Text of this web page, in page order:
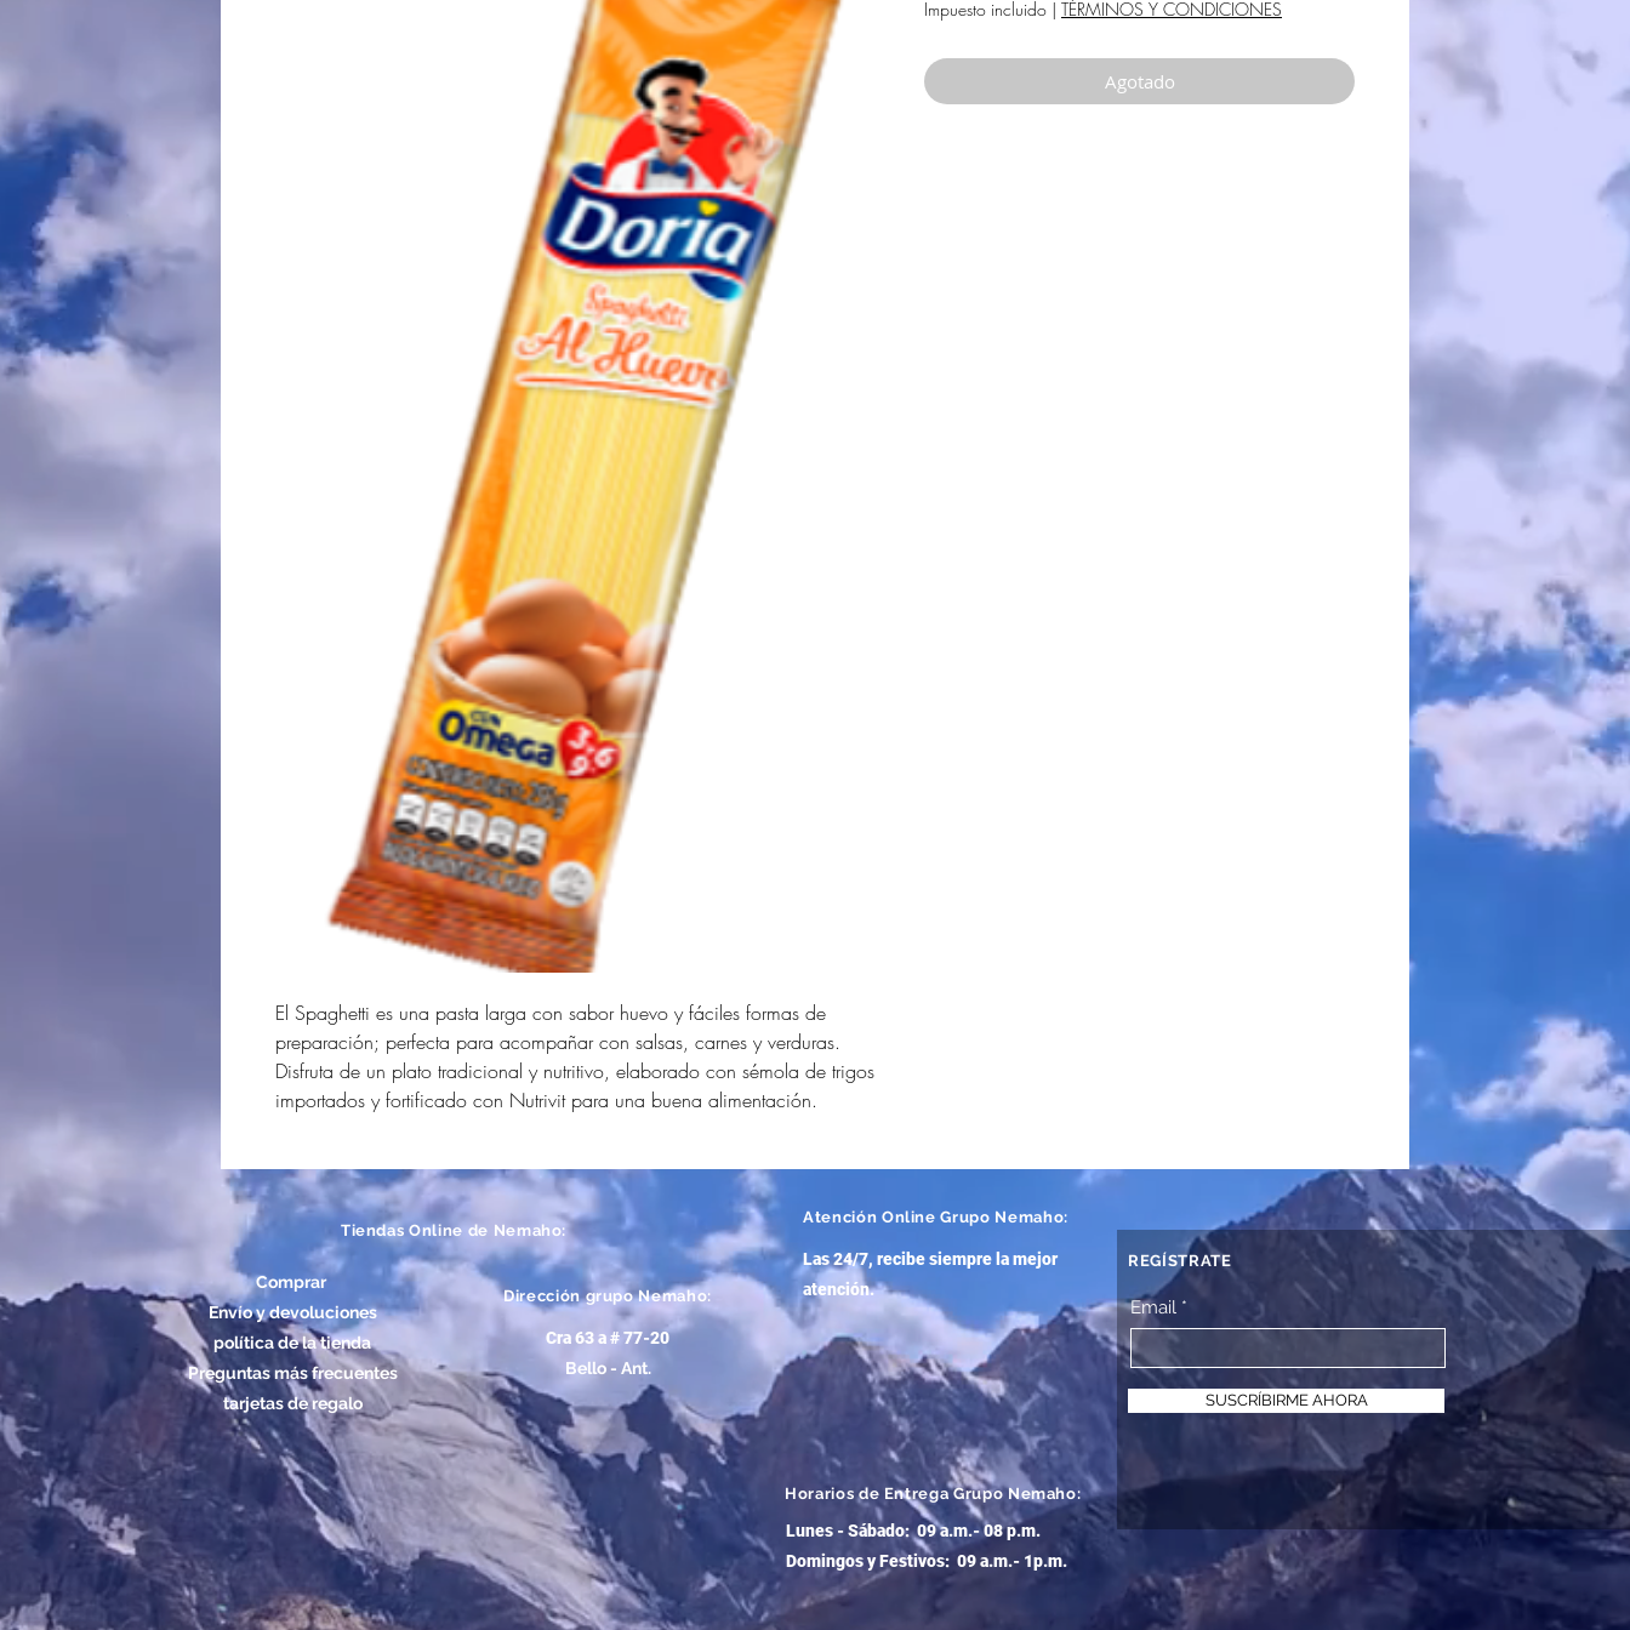
El Spaghetti es una pasta larga con sabor huevo y fáciles formas de
preparación; perfecta para acompañar con salsas, carnes y verduras.
Disfruta de un plato tradicional y nutritivo, elaborado con sémola de trigos
importados y fortificado con Nutrivit para una buena alimentación.
Impuesto incluido | TÉRMINOS Y CONDICIONES
Agotado
Tiendas Online de Nemaho:
Comprar
Envío y devoluciones
política de la tienda
Preguntas más frecuentes
tarjetas de regalo
Dirección grupo Nemaho:
Cra 63 a # 77-20
Bello - Ant.
Atención Online Grupo Nemaho:
Las 24/7, recibe siempre la mejor
atención.
Horarios de Entrega Grupo Nemaho:
Lunes - Sábado: 09 a.m.- 08 p.m.
Domingos y Festivos: 09 a.m.- 1p.m.
REGÍSTRATE
Email
SUSCRÍBIRME AHORA